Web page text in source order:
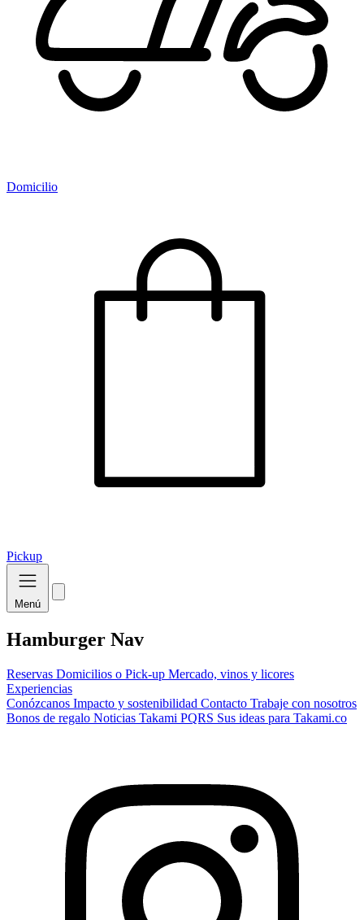
Domicilio
Pickup
Menú
Hamburger Nav
Reservas Domicilios o Pick-up Mercado, vinos y licores
Experiencias
Conózcanos Impacto y sostenibilidad Contacto Trabaje con nosotros
Bonos de regalo Noticias Takami PQRS Sus ideas para Takami.co